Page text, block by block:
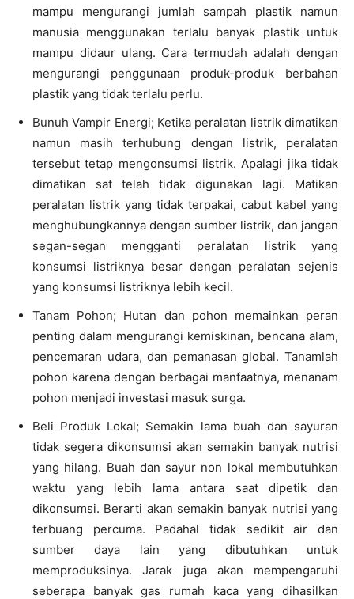
mampu mengurangi jumlah sampah plastik namun
manusia menggunakan terlalu banyak plastik untuk
mampu didaur ulang. Cara termudah adalah dengan
mengurangi penggunaan produk-produk berbahan
plastik yang tidak terlalu perlu.
Bunuh Vampir Energi; Ketika peralatan listrik dimatikan
namun masih terhubung dengan listrik, peralatan
tersebut tetap mengonsumsi listrik. Apalagi jika tidak
dimatikan sat telah tidak digunakan lagi. Matikan
peralatan listrik yang tidak terpakai, cabut kabel yang
menghubungkannya dengan sumber listrik, dan jangan
segan-segan mengganti peralatan listrik yang
konsumsi listriknya besar dengan peralatan sejenis
yang konsumsi listriknya lebih kecil.
Tanam Pohon; Hutan dan pohon memainkan peran
penting dalam mengurangi kemiskinan, bencana alam,
pencemaran udara, dan pemanasan global. Tanamlah
pohon karena dengan berbagai manfaatnya, menanam
pohon menjadi investasi masuk surga.
Beli Produk Lokal; Semakin lama buah dan sayuran
tidak segera dikonsumsi akan semakin banyak nutrisi
yang hilang. Buah dan sayur non lokal membutuhkan
waktu yang lebih lama antara saat dipetik dan
dikonsumsi. Berarti akan semakin banyak nutrisi yang
terbuang percuma. Padahal tidak sedikit air dan
sumber daya lain yang dibutuhkan untuk
memproduksinya. Jarak juga akan mempengaruhi
seberapa banyak gas rumah kaca yang dihasilkan